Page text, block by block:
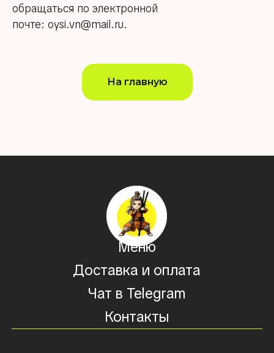
обращаться по электронной
почте: oysi.vn@mail.ru.
На главную